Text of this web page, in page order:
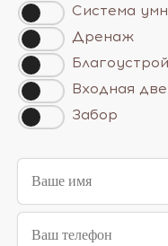
Система
Дренаж
Входная
Забор